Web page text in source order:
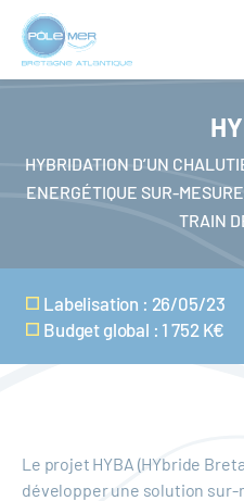
Panneau de gestion des cookies
Aller
contenu
HYBRIDATION D’UN
ENERGÉTIQUE SUR-
TRAIN
Labelisation : 26/05/23
Budget global : 1 752 K€
Le projet HYBA (HYbride
développer une solution sur-